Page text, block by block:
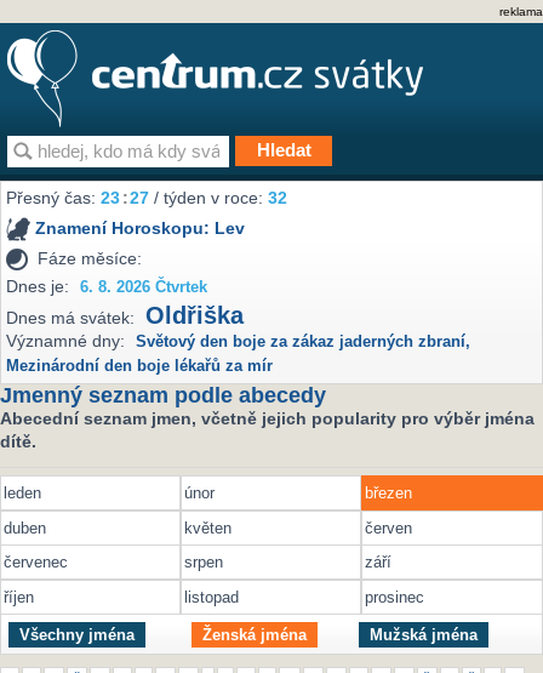
reklama
Přesný čas:23:27 / týden v roce:32
Znamení Horoskopu: Lev
Fáze měsíce:
Dnes je:
6. 8. 2026 Čtvrtek
Dnes má svátek: Oldřiška
Významné dny: Světový den boje za zákaz jaderných zbraní,
Mezinárodní den boje lékařů za mír
Jmenný seznam podle abecedy
Abecední seznam jmen, včetně jejich popularity pro výběr jména
dítě.
leden únor
březen
duben
květen
červen
červenec
srpen
září
říjen
listopad prosinec
Všechny jména Ženská jména Mužská jména